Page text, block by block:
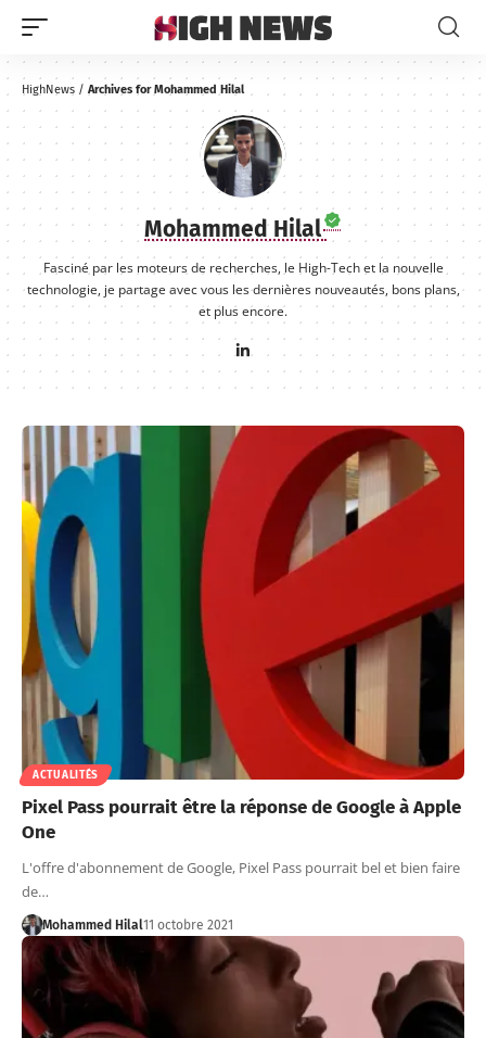
HighNews / Archives for Mohammed Hilal
Mohammed Hilal
Fasciné par les moteurs de recherches, le High-Tech et la nouvelle
technologie, je partage avec vous les dernières nouveautés, bons plans,
et plus encore.
ACTUALITÉS
Pixel Pass pourrait être la réponse de Google à Apple
One
L'offre d'abonnement de Google, Pixel Pass pourrait bel et bien faire
de…
Mohammed Hilal11 octobre 2021